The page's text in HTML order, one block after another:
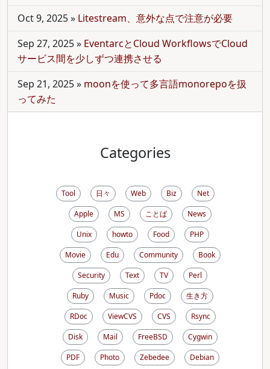
Oct 9, 2025» Litestream、意外な点で注意が必要
Sep 27, 2025» EventarcとCloud WorkflowsでCloud
サービス間を少しずつ連携させる
Sep 21, 2025» moonを使って多言語monorepoを扱
ってみた
Categories
Tool 日々 Web Biz
Net
Apple
MS ことば
News
Unix
howto Food
PHP
Movie
Edu Community
Book
Security
Text TV
Perl
Ruby
Music Pdoc
生き方
RDoc
ViewCVS CVS
Rsync
Disk
Mail FreeBSD
Cygwin
PDF
Photo Zebedee
Debian